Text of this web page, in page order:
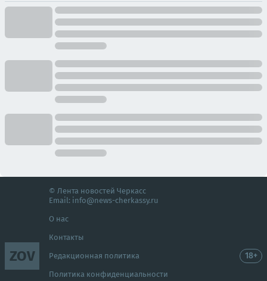
ZOV
© Лента новостей Черкасс
Email: info@news-cherkassy.ru
О нас
Контакты
Редакционная политика
Политика конфиденциальности
18+